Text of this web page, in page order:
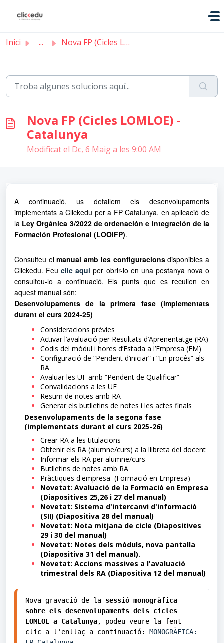
Inici ... Nova FP (Cicles LOMLOE) - Catalunya
Nova FP (Cicles LOMLOE) -
Catalunya
Modificat el Dc, 6 Maig a les 9:00 AM
A continuació, us detallem els desenvolupaments
implementats a Clickedu per a FP Catalunya, en aplicació de
la Ley Orgánica 3/2022 de ordenación e integración de la
Formación Profesional (LOOIFP).
Consulteu elmanual amb les configuracionsdisponibles a
Clickedu. Feuclic aquí per obrir-lo en una pestanya nova o
consulteu-lo a continuació. Els punts que es recullen en
aquest manual són:
Desenvolupaments de la primera fase (implementats
durant el curs 2024-25)
Consideracions prèvies
Activar l’avaluació per Resultats d’Aprenentatge (RA)
Codis del mòdul i hores d’Estada a l’Empresa (EM)
Configuració de “Pendent d’iniciar” i “En procés” als
RA
Avaluar les UF amb “Pendent de Qualificar”
Convalidacions a les UF
Resum de notes amb RA
Generar els butlletins de notes i les actes finals
Desenvolupaments de la segona fase
(implementats durant el curs 2025-26)
Crear RA a les titulacions
Obtenir els RA (alumne/curs) a la llibreta del docent
Informar els RA per alumne/curs
Butlletins de notes amb RA
Pràctiques d'empresa (Formació en Empresa)
Novetat: Avaluació de la Formació en Empresa
(Diapositives 25,26 i 27 del manual)
Novetat: Sistema d'intercanvi d'informació
(SII) (Diapositiva 28 del manual)
Novetat: Nota mitjana de cicle (Diapositives
29 i 30 del manual)
Novetat: Notes dels mòduls, nova pantalla
(Diapositiva 31 del manual).
Novetat: Accions massives a l'avaluació
trimestral dels RA (Diapositiva 12 del manual)
Nova gravació de la sessió monogràfica
sobre els desenvolupaments dels cicles
LOMLOE a Catalunya, podeu veure-la fent
clic a l'enllaç a continuació: MONOGRÀFICA: